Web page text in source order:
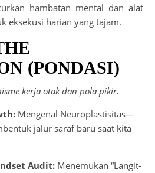
hambatan mental dan alat
eksekusi harian yang tajam.
(PONDASI)
kerja otak dan pola pikir.
Mengenal Neuroplastisitas—
jalur saraf baru saat kita
Audit: Menemukan “Langit-